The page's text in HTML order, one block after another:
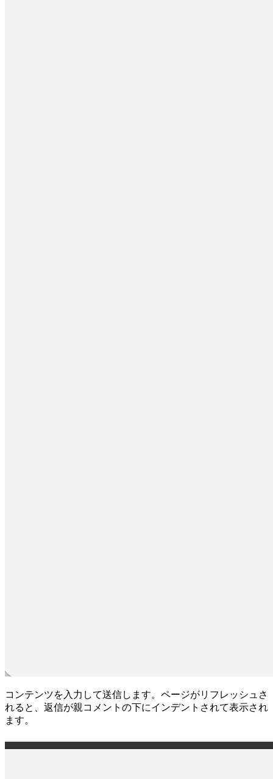
コンテンツを入力して送信します。ページがリフレッシュさ
れると、返信が親コメントの下にインデントされて表示され
ます。